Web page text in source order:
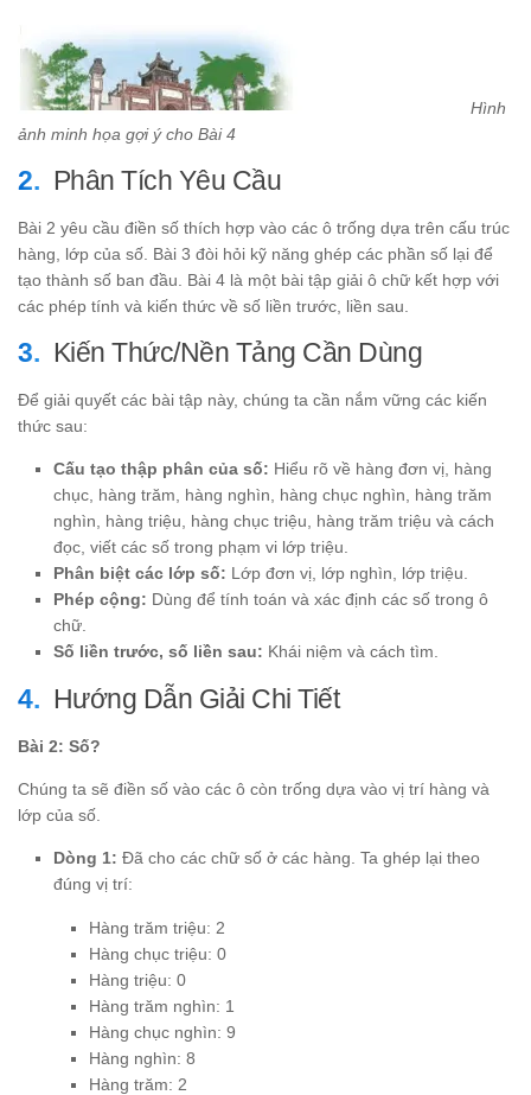
Hình
ảnh minh họa gợi ý cho Bài 4
Phân Tích Yêu Cầu
Bài 2 yêu cầu điền số thích hợp vào các ô trống dựa trên cấu trúc
hàng, lớp của số. Bài 3 đòi hỏi kỹ năng ghép các phần số lại để
tạo thành số ban đầu. Bài 4 là một bài tập giải ô chữ kết hợp với
các phép tính và kiến thức về số liền trước, liền sau.
Kiến Thức/Nền Tảng Cần Dùng
Để giải quyết các bài tập này, chúng ta cần nắm vững các kiến
thức sau:
Cấu tạo thập phân của số: Hiểu rõ về hàng đơn vị, hàng
chục, hàng trăm, hàng nghìn, hàng chục nghìn, hàng trăm
nghìn, hàng triệu, hàng chục triệu, hàng trăm triệu và cách
đọc, viết các số trong phạm vi lớp triệu.
Phân biệt các lớp số: Lớp đơn vị, lớp nghìn, lớp triệu.
Phép cộng: Dùng để tính toán và xác định các số trong ô
chữ.
Số liền trước, số liền sau: Khái niệm và cách tìm.
Hướng Dẫn Giải Chi Tiết
Bài 2: Số?
Chúng ta sẽ điền số vào các ô còn trống dựa vào vị trí hàng và
lớp của số.
Dòng 1: Đã cho các chữ số ở các hàng. Ta ghép lại theo
đúng vị trí:
Hàng trăm triệu: 2
Hàng chục triệu: 0
Hàng triệu: 0
Hàng trăm nghìn: 1
Hàng chục nghìn: 9
Hàng nghìn: 8
Hàng trăm: 2